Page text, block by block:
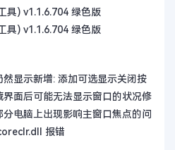
显示新增: 添加可选显示关闭按
面后可能无法显示窗口的状况修
电脑上出现影响主窗口焦点的问
报错